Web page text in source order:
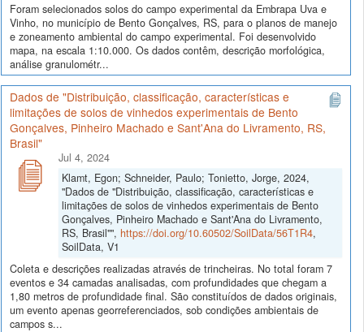
Foram selecionados solos do campo experimental da Embrapa Uva e
Vinho, no município de Bento Gonçalves, RS, para o planos de manejo
e zoneamento ambiental do campo experimental. Foi desenvolvido
mapa, na escala 1:10.000. Os dados contêm, descrição morfológica,
análise granulométr...
Dados de "Distribuição, classificação, características e
limitações de solos de vinhedos experimentais de Bento
Gonçalves, Pinheiro Machado e Sant'Ana do Livramento, RS,
Brasil"
Jul 4, 2024
Klamt, Egon; Schneider, Paulo; Tonietto, Jorge, 2024,
"Dados de "Distribuição, classificação, características e
limitações de solos de vinhedos experimentais de Bento
Gonçalves, Pinheiro Machado e Sant'Ana do Livramento,
RS, Brasil"", https://doi.org/10.60502/SoilData/56T1R4,
SoilData, V1
Coleta e descrições realizadas através de trincheiras. No total foram 7
eventos e 34 camadas analisadas, com profundidades que chegam a
1,80 metros de profundidade final. São constituídos de dados originais,
um evento apenas georreferenciados, sob condições ambientais de
campos s...